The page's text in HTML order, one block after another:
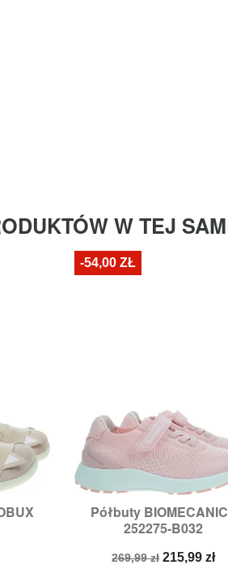
W TEJ
Półbuty
252275-B032
Cena
269,99 zł Cena
215,99 zł
Szybki podgląd
Rozmiary:28,29,30,
-54,00 ZŁ